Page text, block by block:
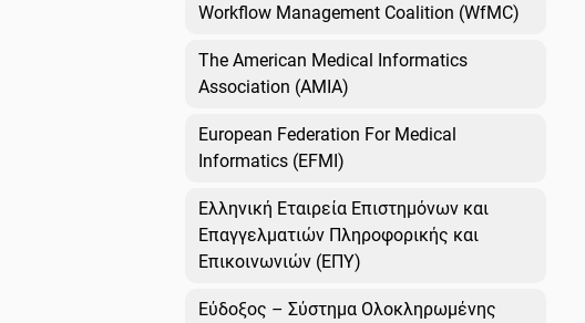
Workflow Management Coalition (WfMC)
The American Medical Informatics
Association (AMIA)
European Federation For Medical
Informatics (EFMI)
Ελληνική Εταιρεία Επιστημόνων και
Επαγγελματιών Πληροφορικής και
Επικοινωνιών (ΕΠΥ)
Εύδοξος – Σύστημα Ολοκληρωμένης